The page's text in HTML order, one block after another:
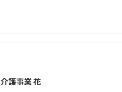
介護事業 花